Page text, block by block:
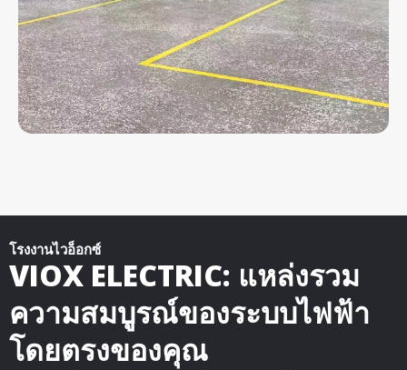
โรงงานไวอ็อกซ์
VIOX ELECTRIC: แหล่งรวม
ความสมบูรณ์ของระบบไฟฟ้า
โดยตรงของคุณ